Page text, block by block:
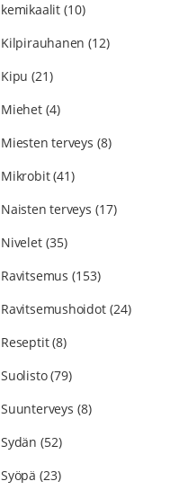
kemikaalit(10)
Kilpirauhanen (12)
Kipu (21)
Miehet(4)
Miesten terveys (8)
Mikrobit(41)
Naisten terveys (17)
Nivelet(35)
Ravitsemus (153)
Ravitsemushoidot(24)
Reseptit(8)
Suolisto(79)
Suunterveys (8)
Sydän (52)
Syöpä (23)